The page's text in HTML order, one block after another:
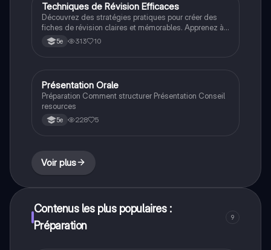
Méthodo
Techniques de Révision Efficaces
Découvrez des stratégies pratiques pour créer des
fiches de révision claires et mémorables. Apprenez à
utiliser un code couleur, à reformuler avec votre propre
vocabulaire et à éviter le stress avant les contrôles.
5e 313 10
Méthodo
Présentation Orale
Préparation Comment structurer Présentation Conseil
resources
5e 228 5
Voir plus
Contenus les plus populaires :
Préparation
9